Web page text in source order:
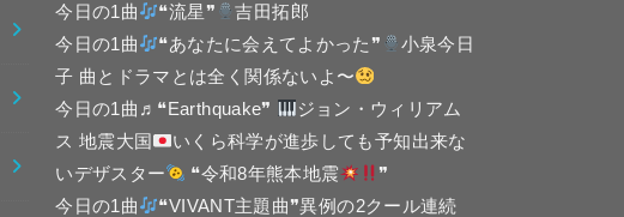
今日の1曲
❝流星❞
吉田拓郎
今日の1曲
❝あなたに会えてよかった❞
小泉今日
子 曲とドラマとは全く関係ないよ〜
今日の1曲♬❝Earthquake❞
ジョン・ウィリアム
ス 地震大国
いくら科学が進歩しても予知出来な
いデザスター
❝令和8年熊本地震
❞
今日の1曲
❝VIVANT主題曲❞異例の2クール連続